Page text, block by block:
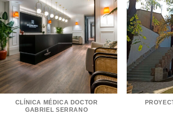
CLÍNICA MÉDICA DOCTOR
GABRIEL SERRANO